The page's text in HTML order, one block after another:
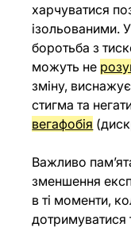
харчуватися
ізольованими. У
боротьба з
можуть не
зміну,
стигма та
вегафобія
Важливо
зменшення
в ті моменти,
дотримуватися